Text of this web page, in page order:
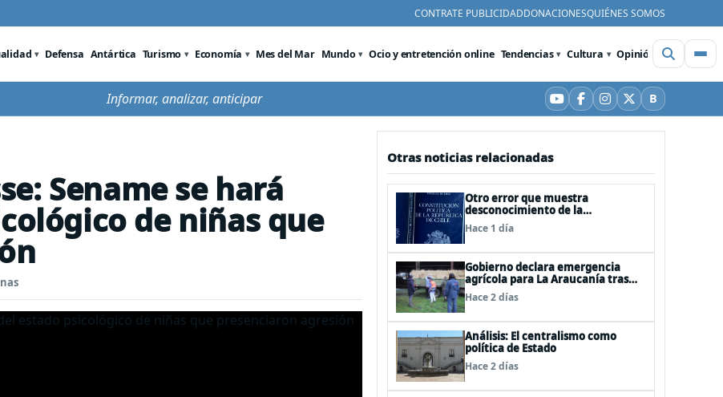
CONTRATE PUBLICIDADDONACIONESQUIÉNES SOMOS
Defensa Antártica Turismo Economía Mes del Mar Mundo Ocio y entretención online Tendencias Cultura Opinión Videos
Informar, analizar, anticipar YouTube
Facebook
Instagram
X BBluesky
Sename se hará
de niñas que
Otras noticias relacionadas
Otro error que muestra
desconocimiento de la
Constitución: Artículo 1 consagra
resguardar la seguridad nacional y
Hace 1 día
Gobierno declara emergencia
agrícola para La Araucanía tras
desastres por pasos de sistemas
frontales
Hace 2 días
Análisis: El centralismo como
política de Estado
Hace 2 días